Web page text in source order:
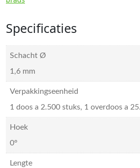
Specificaties
Schacht Ø
1,6 mm
Verpakkingseenheid
1 doos a 2.500 stuks, 1 overdoos a
Hoek
0°
Lengte